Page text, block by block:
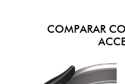
COMPARAR